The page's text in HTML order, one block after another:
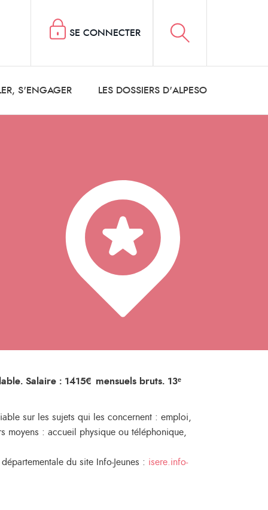
S'ENGAGER LES DOSSIERS D'ALPESO
SE CONNECTER
Salaire : 1415€ mensuels bruts. 13ᵉ
sur les sujets qui les concernent : emploi,
moyens : accueil physique ou téléphonique,
du site Info-Jeunes : isere.info-